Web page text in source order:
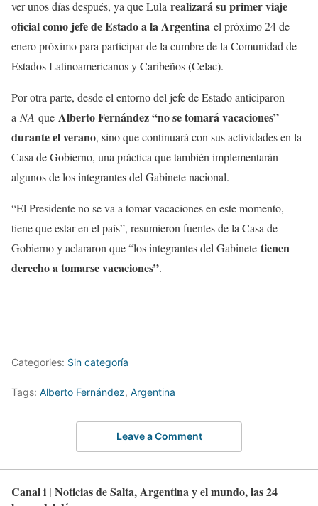
ver unos días después, ya que Lula realizará su primer viaje
oficial como jefe de Estado a la Argentina el próximo 24 de
enero próximo para participar de la cumbre de la Comunidad de
Estados Latinoamericanos y Caribeños (Celac).
Por otra parte, desde el entorno del jefe de Estado anticiparon
a NA que Alberto Fernández “no se tomará vacaciones”
durante el verano, sino que continuará con sus actividades en la
Casa de Gobierno, una práctica que también implementarán
algunos de los integrantes del Gabinete nacional.
“El Presidente no se va a tomar vacaciones en este momento,
tiene que estar en el país”, resumieron fuentes de la Casa de
Gobierno y aclararon que “los integrantes del Gabinete tienen
derecho a tomarse vacaciones”.
Categories: Sin categoría
Tags: Alberto Fernández, Argentina
Leave a Comment
Canal i | Noticias de Salta, Argentina y el mundo, las 24